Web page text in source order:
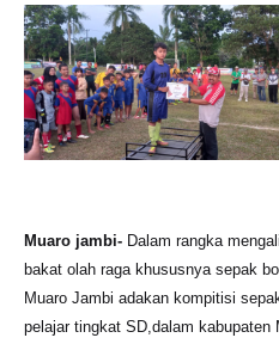
Muaro jambi- Dalam rangka
bakat olah raga khususnya sepak
Muaro Jambi adakan kompitisi
pelajar tingkat SD,dalam kabupaten